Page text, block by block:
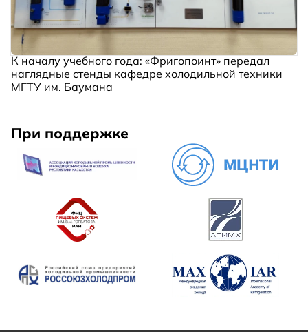
К началу учебного года: «Фригопоинт» передал
наглядные стенды кафедре холодильной техники
МГТУ им. Баумана
При поддержке